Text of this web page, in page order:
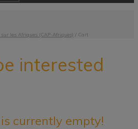
les Afriques (CAP-Afriques) / Cart
interested
currently empty!